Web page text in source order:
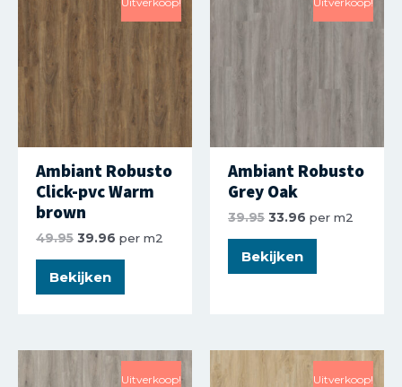
Ambiant Robusto
Click-pvc Warm
brown
49.95 39.96 per m2
Bekijken
Ambiant Robusto
Grey Oak
39.95 33.96 per m2
Bekijken
Uitverkoop! Uitverkoop!